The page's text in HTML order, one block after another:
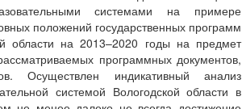
системами на примере
положений государственных программ
области на 2013–2020 годы на предмет
программных документов,
Осуществлен индикативный анализ
системой Вологодской области в